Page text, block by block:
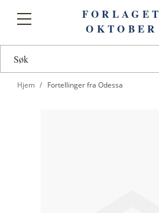
Toggle
FORLAGET
OKTOBER
Hjem Fortellinger fra Odessa